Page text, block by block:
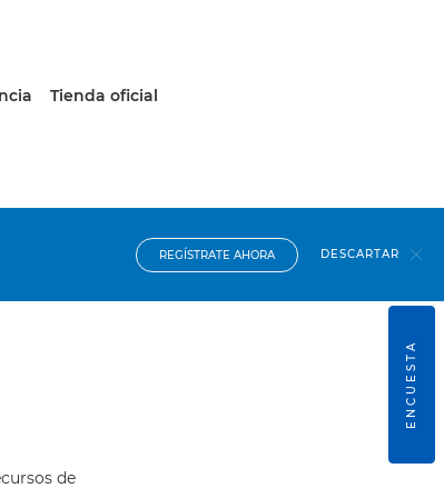
Tienda oficial
REGÍSTRATE AHORA DESCARTAR
de
ENCUESTA